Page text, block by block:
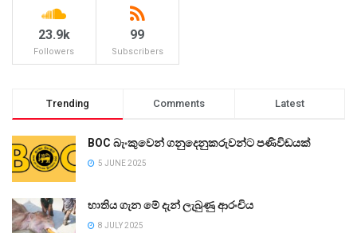
23.9k
Followers
99
Subscribers
Trending Comments Latest
BOC බැංකුවෙන් ගනුදෙනුකරුවන්ට පණිවිඩයක්
5 JUNE 2025
භාතිය ගැන මේ දැන් ලැබුණු ආරංචිය
8 JULY 2025